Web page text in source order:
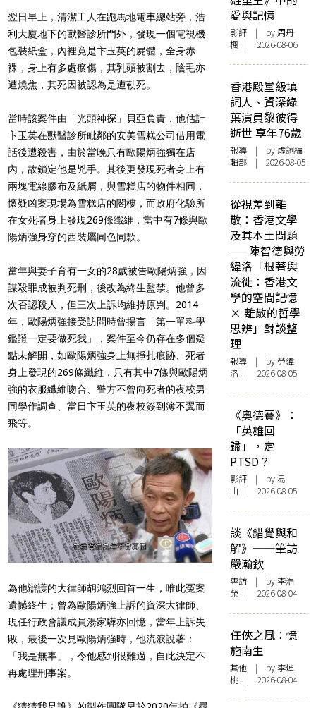
翌日早上，清潔工人在跑馬地電車總站旁，浩
利大廈地下的獸醫診所門外，發現一個電視機
包裝紙盒，內裡竟是卞玉英的屍體，全身赤
裸，身上有多處瘀傷，其乳頭被割去，陰毛亦
遭燒焦，其死因被認為是遭勒死。
當時該案件由「光頭神探」貝亞負責，他估計
卞玉英在獸醫診所毗鄰的安美雪糕公司借用電
話後遭殺害，由於當晚只有歐陽炳強獨在店
內，故鎖定他是兇手。其後更發現死者身上有
兩塊電線膠布及紙屑，與雪糕店的物件相同，
懷疑凶案現場為雪糕店的閣樓，而政府化驗所
在女死者身上發現269條纖維，當中有7條與歐
陽炳強身穿的西裝屬同色同款。
當年與妻子育有一女的28歲被告歐陽炳強，因
謀殺罪成被判死刑，後改為終生監禁。他曾多
次否認殺人，但三次上訴均維持原判。2014
年，歐陽炳強接受訪問時曾揚言「第一單科學
鑑證一定要做死我」，案件至今仍存在多個疑
點未解開，如歐陽炳強身上無掙扎痕跡、死者
身上發現的269條纖維，只有其中7條與歐陽炳
強的衣服纖維吻合、警方不曾向死者的夜校男
同學作調查、當日卞玉英的夜校簽到簿不翼而
飛等。
為他辯護的大律師胡鴻烈回首一生，唯此冤案
遺憾終生；曾為歐陽炳強上訴的資深大律師、
現任行政會議成員湯家驊亦回憶，當年上訴失
敗，最後一次見歐陽炳強時，他流淚說著：
「我是無辜」，令他感到很難過，自此決定不
再處理刑事案。
愛與記憶
影評 | by周丹
楓 | 2026-08-06
香港殿堂級填
詞人、資深綠
葉演員黎彼得
逝世 享年76歲
報導 | by 虛詞編
輯部 | 2026-08-05
從視差到離
散：香港文學
及其本土問題
——陳智德與勞
緯洛「根著與
流徙：香港文
學的空間記憶
× 離散的哲學
思辨」對談整
理
報導 | by 勞緯
洛 | 2026-08-05
《奧德賽》：
「英雄回
歸」，定
PTSD？
影評 | by 易
山 | 2026-08-05
談《錯覺與和
解》──筆訪
嚴瀚欽
專訪 | by 李浩
榮 | 2026-08-04
任俠之風：憶
施南生
其他 | by 李焯
桃 | 2026-08-04